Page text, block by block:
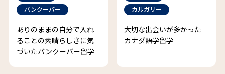
バンクーバー
ありのままの自分で入れ
ることの素晴らしさに気
づいたバンクーバー留学
カルガリー
大切な出会いが多かった
カナダ語学留学